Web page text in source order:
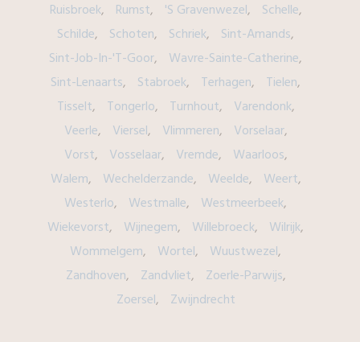
Ruisbroek
Rumst 'S Gravenwezel
Schelle
Schilde
Schoten Schriek
Sint-Amands
Sint-Job-In-'T-Goor
Wavre-Sainte-Catherine
Sint-Lenaarts
Stabroek Terhagen
Tielen
Tisselt
Tongerlo Turnhout
Varendonk
Veerle
Viersel Vlimmeren
Vorselaar
Vorst
Vosselaar Vremde
Waarloos
Walem
Wechelderzande Weelde
Weert
Westerlo
Westmalle
Westmeerbeek
Wiekevorst
Wijnegem Willebroeck
Wilrijk
Wommelgem
Wortel
Wuustwezel
Zandhoven
Zandvliet
Zoerle-Parwijs
Zoersel
Zwijndrecht